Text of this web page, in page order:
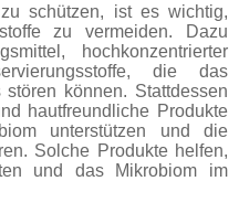
schützen, ist es wichtig,
zu vermeiden. Dazu
hochkonzentrierter
die das
können. Stattdessen
hautfreundliche Produkte
unterstützen und die
Solche Produkte helfen,
und das Mikrobiom im